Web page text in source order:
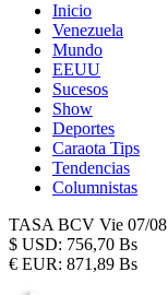
Inicio
Venezuela
Mundo
EEUU
Sucesos
Show
Deportes
Caraota Tips
Tendencias
Columnistas
TASA BCV Vie 07/08
$ USD: 756,70 Bs
€ EUR: 871,89 Bs